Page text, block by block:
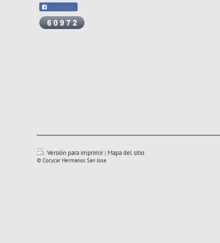
Compartir
Versión para imprimir | Mapa del sitio
© Cocycar Hermanos San Jose